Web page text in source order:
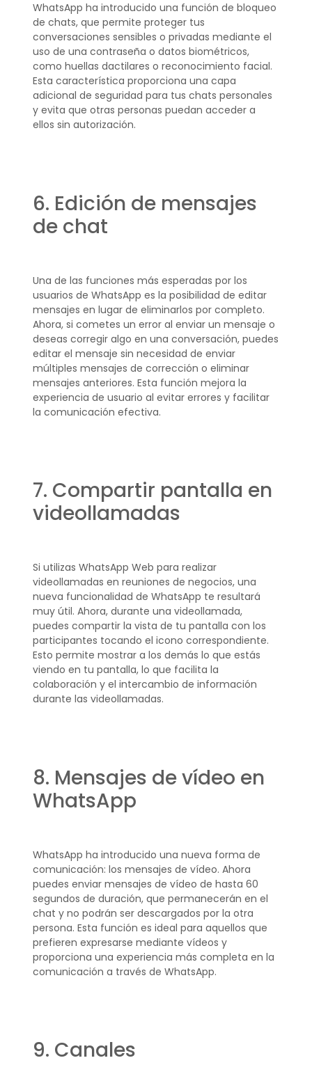
WhatsApp ha introducido una función de bloqueo
de chats, que permite proteger tus
conversaciones sensibles o privadas mediante el
uso de una contraseña o datos biométricos,
como huellas dactilares o reconocimiento facial.
Esta característica proporciona una capa
adicional de seguridad para tus chats personales
y evita que otras personas puedan acceder a
ellos sin autorización.
6. Edición de mensajes
de chat
Una de las funciones más esperadas por los
usuarios de WhatsApp es la posibilidad de editar
mensajes en lugar de eliminarlos por completo.
Ahora, si cometes un error al enviar un mensaje o
deseas corregir algo en una conversación, puedes
editar el mensaje sin necesidad de enviar
múltiples mensajes de corrección o eliminar
mensajes anteriores. Esta función mejora la
experiencia de usuario al evitar errores y facilitar
la comunicación efectiva.
7. Compartir pantalla en
videollamadas
Si utilizas WhatsApp Web para realizar
videollamadas en reuniones de negocios, una
nueva funcionalidad de WhatsApp te resultará
muy útil. Ahora, durante una videollamada,
puedes compartir la vista de tu pantalla con los
participantes tocando el icono correspondiente.
Esto permite mostrar a los demás lo que estás
viendo en tu pantalla, lo que facilita la
colaboración y el intercambio de información
durante las videollamadas.
8. Mensajes de vídeo en
WhatsApp
WhatsApp ha introducido una nueva forma de
comunicación: los mensajes de vídeo. Ahora
puedes enviar mensajes de vídeo de hasta 60
segundos de duración, que permanecerán en el
chat y no podrán ser descargados por la otra
persona. Esta función es ideal para aquellos que
prefieren expresarse mediante vídeos y
proporciona una experiencia más completa en la
comunicación a través de WhatsApp.
9. Canales